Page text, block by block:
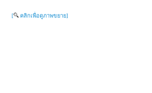
[ คลิกเพื่อดูภาพขยาย]